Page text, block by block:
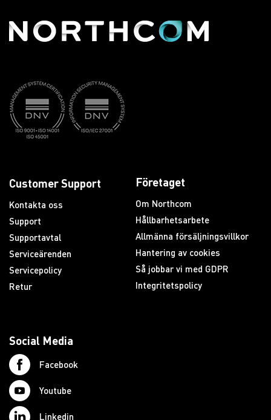
Customer Support
Kontakta oss
Support
Supportavtal
Serviceärenden
Servicepolicy
Retur
Företaget
Om Northcom
Hållbarhetsarbete
Allmänna försäljningsvillkor
Hantering av cookies
Så jobbar vi med GDPR
Integritetspolicy
Social Media
Facebook
Youtube
Linkedin